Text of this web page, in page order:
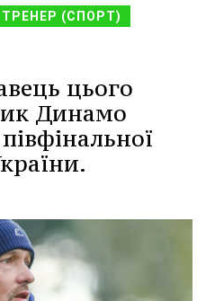
ТРЕНЕР (СПОРТ)
цього
Динамо